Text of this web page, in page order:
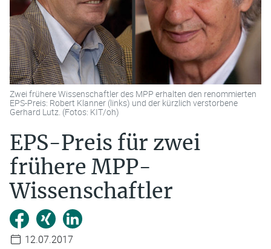
Zwei frühere Wissenschaftler des MPP erhalten den renommierten
EPS-Preis: Robert Klanner (links) und der kürzlich verstorbene
Gerhard Lutz. (Fotos: KIT/oh)
EPS-Preis für zwei
frühere MPP-
Wissenschaftler
12.07.2017